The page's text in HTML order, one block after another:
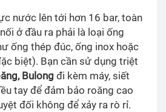
nước lên tới hơn 16 bar, toàn
ở đầu ra phải là loại ống
ống thép đúc, ống inox hoặc
biệt). Bạn cần sử dụng triệt
Bulong đi kèm máy, siết
tay để đảm bảo roăng cao
đối không để xảy ra rò rỉ.